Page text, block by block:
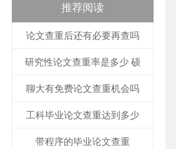
推荐阅读
论文查重后还有必要再查吗
研究性论文查重率是多少 硕
聊大有免费论文查重机会吗
工科毕业论文查重达到多少
带程序的毕业论文查重